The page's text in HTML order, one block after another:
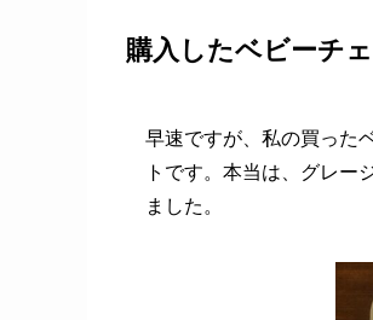
購入したベビーチ
早速ですが、私の買った
トです。本当は、グレー
ました。